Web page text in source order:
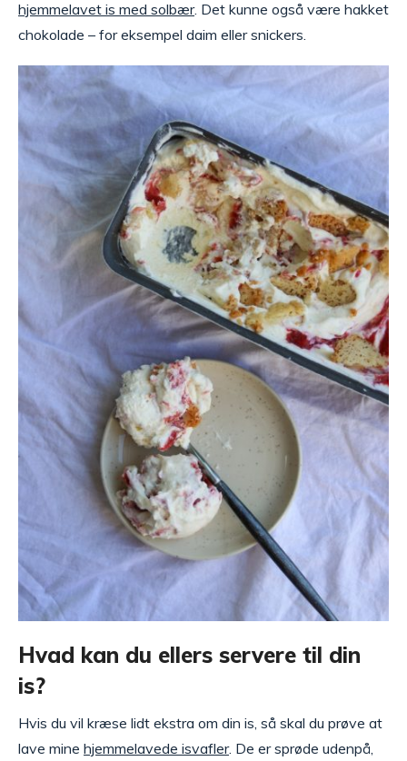
hjemmelavet is med solbær. Det kunne også være hakket
chokolade – for eksempel daim eller snickers.
Hvad kan du ellers servere til din
is?
Hvis du vil kræse lidt ekstra om din is, så skal du prøve at
lave mine hjemmelavede isvafler. De er sprøde udenpå,